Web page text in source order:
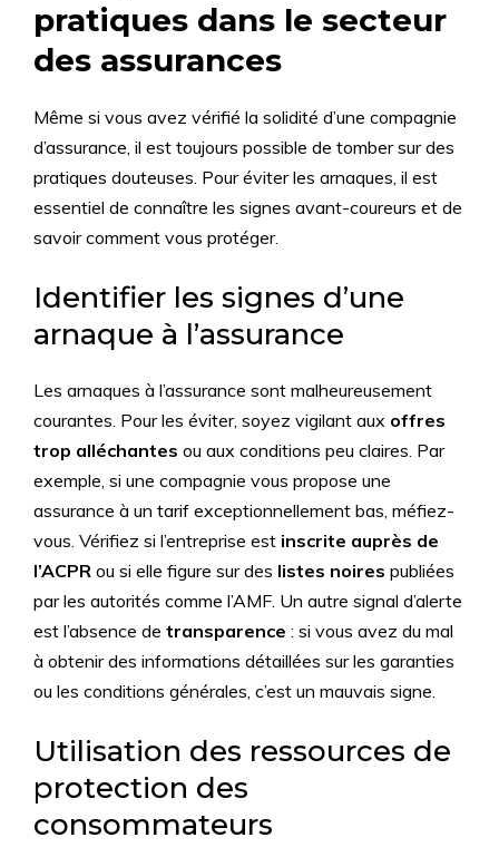
pratiques dans le secteur
des assurances
Même si vous avez vérifié la solidité d’une compagnie
d’assurance, il est toujours possible de tomber sur des
pratiques douteuses. Pour éviter les arnaques, il est
essentiel de connaître les signes avant-coureurs et de
savoir comment vous protéger.
Identifier les signes d’une
arnaque à l’assurance
Les arnaques à l’assurance sont malheureusement
courantes. Pour les éviter, soyez vigilant aux offres
trop alléchantes ou aux conditions peu claires. Par
exemple, si une compagnie vous propose une
assurance à un tarif exceptionnellement bas, méfiez-
vous. Vérifiez si l’entreprise est inscrite auprès de
l’ACPR ou si elle figure sur des listes noires publiées
par les autorités comme l’AMF. Un autre signal d’alerte
est l’absence de transparence : si vous avez du mal
à obtenir des informations détaillées sur les garanties
ou les conditions générales, c’est un mauvais signe.
Utilisation des ressources de
protection des
consommateurs